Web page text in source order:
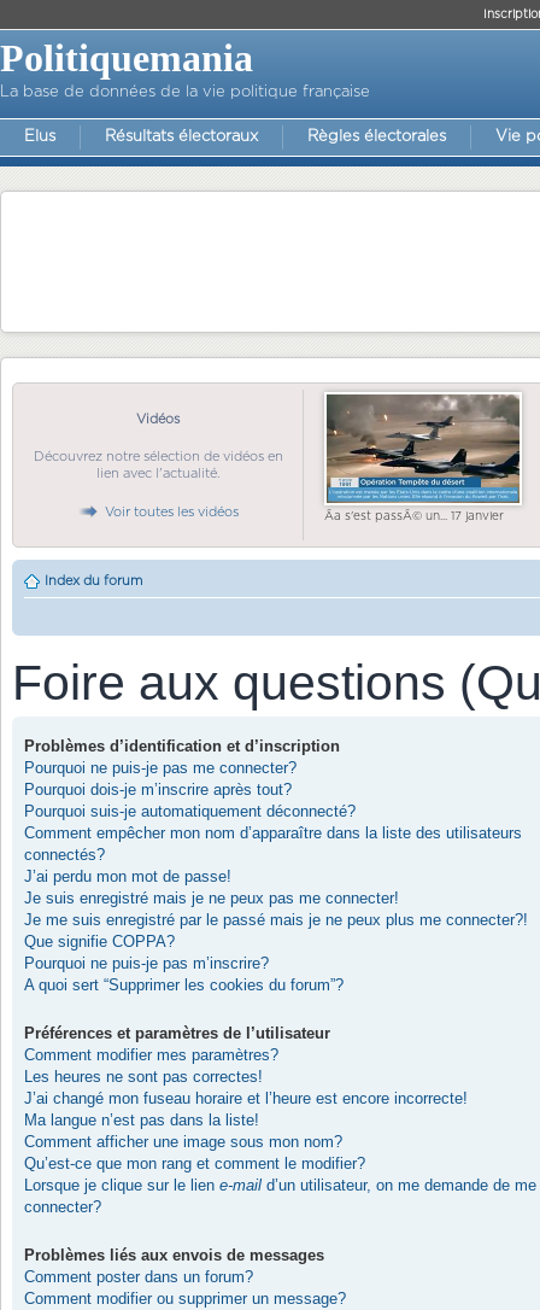
Politiquemania
La base de données de la vie politique française
Elus Résultats électoraux Règles électorales Vie
Vidéos
Découvrez notre sélection de vidéos en
lien avec l'actualité.
Voir toutes les vidéos Ãa s'est passÃ© un... 17 janvier
Index du forum
Foire aux questions
Problèmes d’identification et d’inscription
Pourquoi ne puis-je pas me connecter?
Pourquoi dois-je m’inscrire après tout?
Pourquoi suis-je automatiquement déconnecté?
Comment empêcher mon nom d’apparaître dans la liste des utilisateurs
connectés?
J’ai perdu mon mot de passe!
Je suis enregistré mais je ne peux pas me connecter!
Je me suis enregistré par le passé mais je ne peux plus me connecter?!
Que signifie COPPA?
Pourquoi ne puis-je pas m’inscrire?
A quoi sert “Supprimer les cookies du forum”?
Préférences et paramètres de l’utilisateur
Comment modifier mes paramètres?
Les heures ne sont pas correctes!
J’ai changé mon fuseau horaire et l’heure est encore incorrecte!
Ma langue n’est pas dans la liste!
Comment afficher une image sous mon nom?
Qu’est-ce que mon rang et comment le modifier?
Lorsque je clique sur le lien e-mail d’un utilisateur, on me demande de me
connecter?
Problèmes liés aux envois de messages
Comment poster dans un forum?
Comment modifier ou supprimer un message?